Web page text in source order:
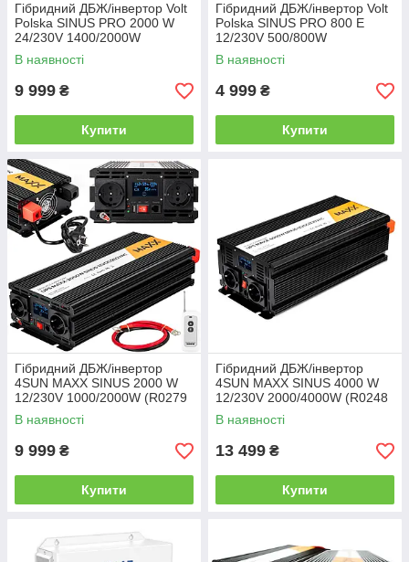
Гібридний ДБЖ/інвертор Volt
Polska SINUS PRO 2000 W
24/230V 1400/2000W
(3SP200024W)
В наявності
9 999 ₴
Купити
Гібридний ДБЖ/інвертор Volt
Polska SINUS PRO 800 E
12/230V 500/800W
(3SP080012E)
В наявності
4 999 ₴
Купити
Гібридний ДБЖ/інвертор
4SUN MAXX SINUS 2000 W
12/230V 1000/2000W (R0279
PRZ279)
В наявності
9 999 ₴
Купити
Гібридний ДБЖ/інвертор
4SUN MAXX SINUS 4000 W
12/230V 2000/4000W (R0248
PRZ274)
В наявності
13 499 ₴
Купити